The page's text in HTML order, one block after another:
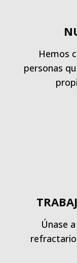
Hemos
personas
Únase